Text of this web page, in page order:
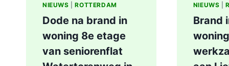
NIEUWS |ROTTERDAM
Dode na brand in
woning 8e etage
van seniorenflat
NIEUWS |
Brand